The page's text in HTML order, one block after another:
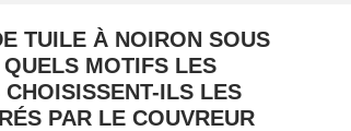
TUILE À NOIRON SOUS
MOTIFS LES
ILS LES
PAR LE COUVREUR